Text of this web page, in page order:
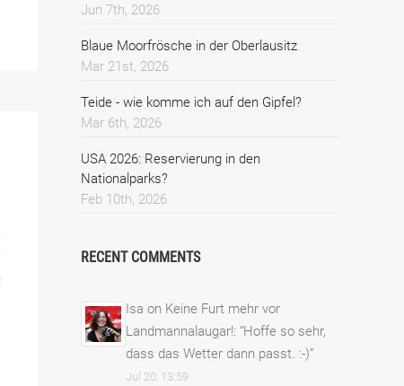
Jun 7th, 2026
Blaue Moorfrösche in der Oberlausitz
Mar 21st, 2026
Teide - wie komme ich auf den Gipfel?
Mar 6th, 2026
USA 2026: Reservierung in den
Nationalparks?
Feb 10th, 2026
RECENT COMMENTS
Isa on Keine Furt mehr vor
Landmannalaugar!: “Hoffe so sehr,
dass das Wetter dann passt. :-)”
Jul 20, 13:59